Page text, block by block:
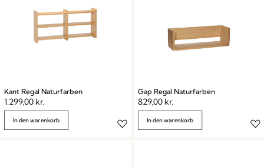
Kant Regal Naturfarben
1.299,00 kr.
In den warenkorb
Gap Regal Naturfarben
829,00 kr.
In den warenkorb